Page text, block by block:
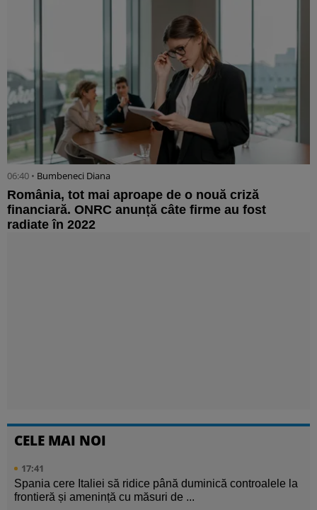
06:40 • Bumbeneci Diana
România, tot mai aproape de o nouă criză
financiară. ONRC anunță câte firme au fost
radiate în 2022
CELE MAI NOI
17:41
Spania cere Italiei să ridice până duminică controalele la
frontieră și amenință cu măsuri de ...